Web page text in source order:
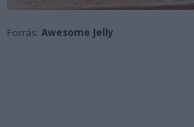
Forrás: Awesome Jelly